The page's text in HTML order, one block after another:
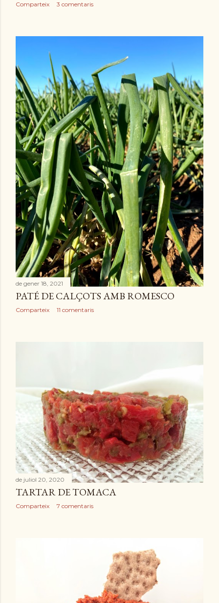
Comparteix 3 comentaris
de gener 18, 2021
PATÉ DE CALÇOTS AMB ROMESCO
Comparteix 11 comentaris
de juliol 20, 2020
TARTAR DE TOMACA
Comparteix 7 comentaris